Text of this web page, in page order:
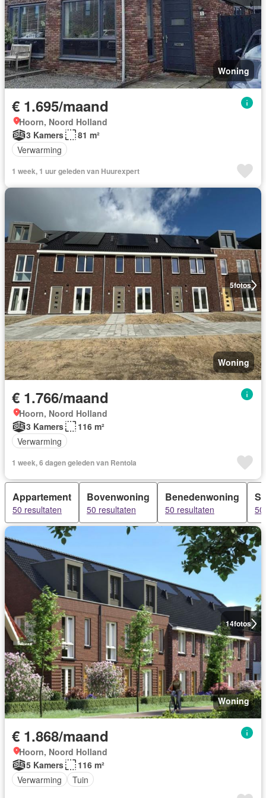
Woning
€ 1.695/maand
Hoorn, Noord Holland
3 Kamers
81 m²
Verwarming
1 week, 1 uur geleden van Huurexpert
5fotos
Woning
€ 1.766/maand
Hoorn, Noord Holland
3 Kamers
116 m²
Verwarming
1 week, 6 dagen geleden van Rentola
Appartement
50 resultaten
Bovenwoning
50 resultaten
Benedenwoning
50 resultaten
14fotos
Woning
€ 1.868/maand
Hoorn, Noord Holland
5 Kamers
116 m²
Verwarming
Tuin